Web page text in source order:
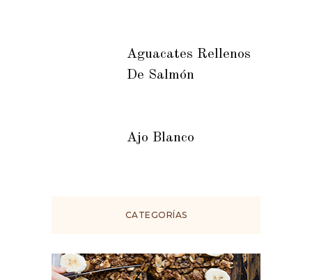
Aguacates Rellenos
De Salmón
Ajo Blanco
CATEGORÍAS